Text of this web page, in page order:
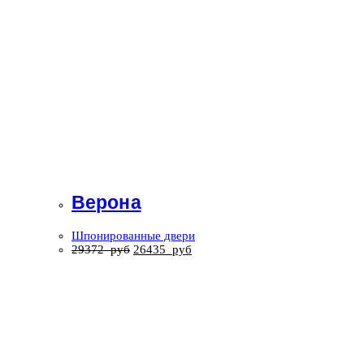
Верона
Шпонированные двери
29372руб 26435 руб